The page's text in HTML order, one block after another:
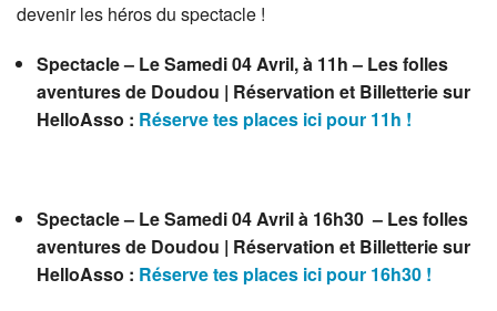
devenir les héros du spectacle !
Spectacle – Le Samedi 04 Avril, à 11h – Les folles
aventures de Doudou | Réservation et Billetterie sur
HelloAsso : Réserve tes places ici pour 11h !
Spectacle – Le Samedi 04 Avril à 16h30 – Les folles
aventures de Doudou | Réservation et Billetterie sur
HelloAsso : Réserve tes places ici pour 16h30 !